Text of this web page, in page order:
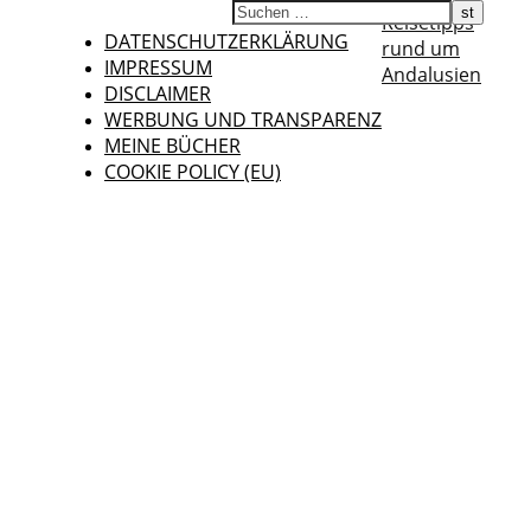
DATENSCHUTZERKLÄRUNG
IMPRESSUM
DISCLAIMER
WERBUNG UND TRANSPARENZ
MEINE BÜCHER
COOKIE POLICY (EU)
Reisetipps
rund um
Andalusien